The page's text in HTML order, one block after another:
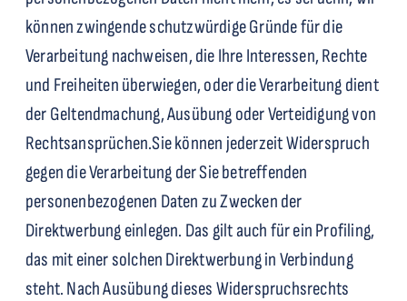
können zwingende schutzwürdige Gründe für die
Verarbeitung nachweisen, die Ihre Interessen, Rechte
und Freiheiten überwiegen, oder die Verarbeitung dient
der Geltendmachung, Ausübung oder Verteidigung von
Rechtsansprüchen.Sie können jederzeit Widerspruch
gegen die Verarbeitung der Sie betreffenden
personenbezogenen Daten zu Zwecken der
Direktwerbung einlegen. Das gilt auch für ein Profiling,
das mit einer solchen Direktwerbung in Verbindung
steht. Nach Ausübung dieses Widerspruchsrechts